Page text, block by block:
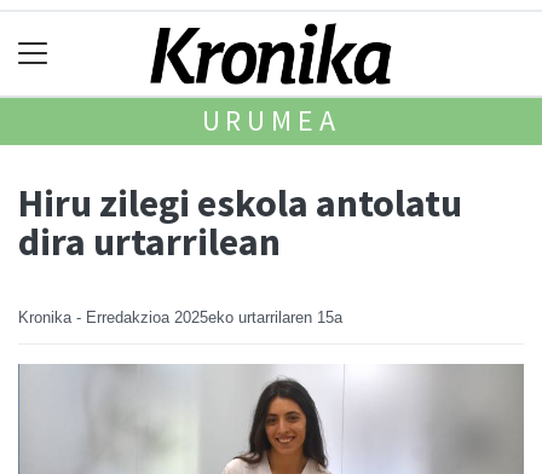
URUMEA
Hiru zilegi eskola antolatu
dira urtarrilean
Kronika - Erredakzioa 2025eko urtarrilaren 15a